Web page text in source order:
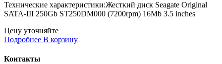
Технические характеристики:Жесткий диск Seagate Original
SATA-III 250Gb ST250DM000 (7200rpm) 16Mb 3.5 inches
Цену уточняйте
Подробнее В корзину
Контакты